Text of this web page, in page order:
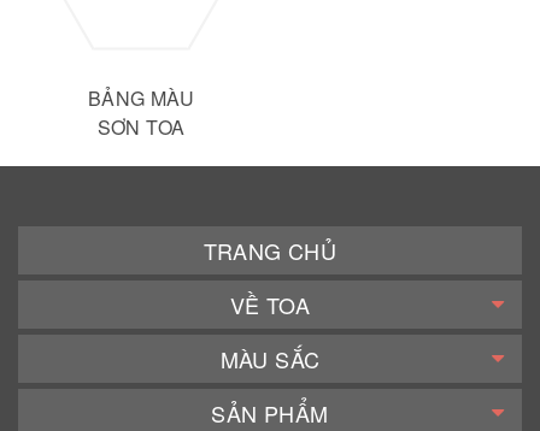
BẢNG MÀU
SƠN TOA
TRANG CHỦ
VỀ TOA
MÀU SẮC
SẢN PHẨM